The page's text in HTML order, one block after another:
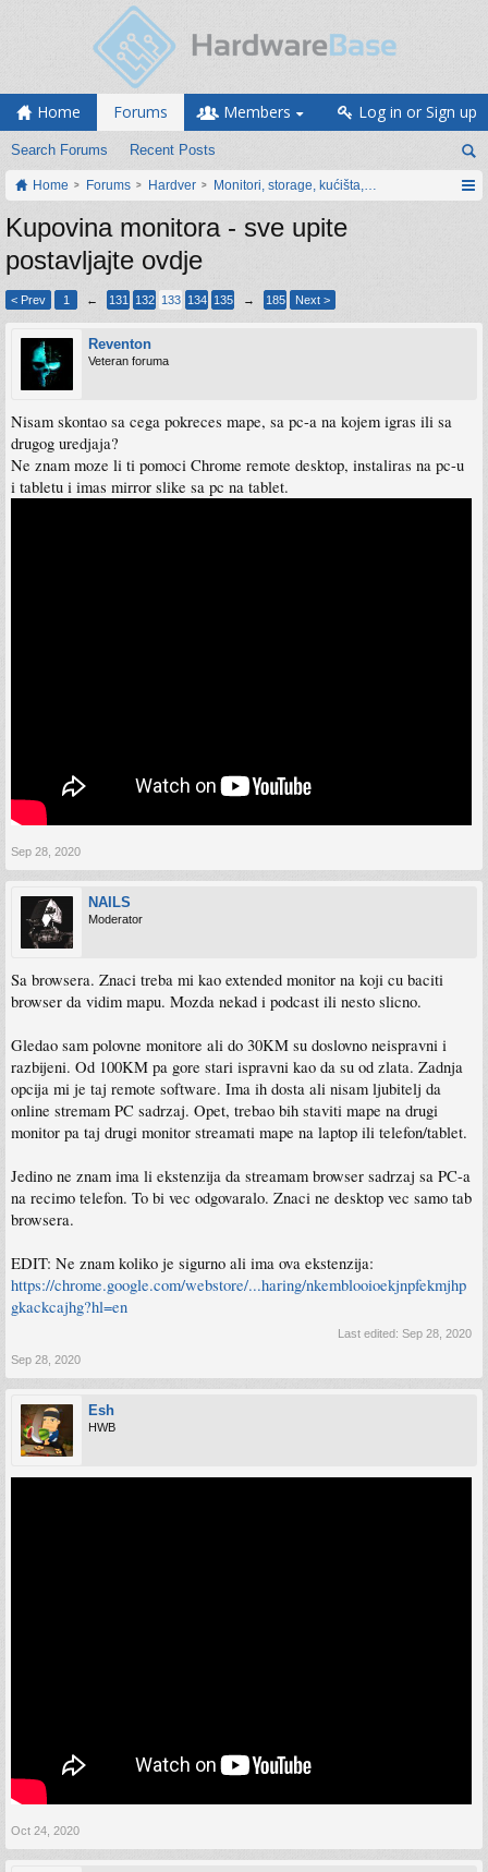
Home Forums
Search Forums Recent Posts
Members Log in or Sign up
Home Forums Hardver Monitori, storage, kućišta, periferija
Kupovina monitora - sve upite
postavljajte ovdje
< Prev 1 ← 131 132 133 134 135 → 185 Next >
Reventon
Veteran foruma
Nisam skontao sa cega pokreces mape, sa pc-a na kojem igras ili sa
drugog uredjaja?
Ne znam moze li ti pomoci Chrome remote desktop, instaliras na pc-u
i tabletu i imas mirror slike sa pc na tablet.
Sep 28, 2020
NAILS
Moderator
Sa browsera. Znaci treba mi kao extended monitor na koji cu baciti
browser da vidim mapu. Mozda nekad i podcast ili nesto slicno.
Gledao sam polovne monitore ali do 30KM su doslovno neispravni i
razbijeni. Od 100KM pa gore stari ispravni kao da su od zlata. Zadnja
opcija mi je taj remote software. Ima ih dosta ali nisam ljubitelj da
online stremam PC sadrzaj. Opet, trebao bih staviti mape na drugi
monitor pa taj drugi monitor streamati mape na laptop ili telefon/tablet.
Jedino ne znam ima li ekstenzija da streamam browser sadrzaj sa PC-a
na recimo telefon. To bi vec odgovaralo. Znaci ne desktop vec samo tab
browsera.
EDIT: Ne znam koliko je sigurno ali ima ova ekstenzija:
https://chrome.google.com/webstore/...haring/nkemblooioekjnpfekmjhp
gkackcajhg?hl=en
Last edited: Sep 28, 2020
Sep 28, 2020
Esh
HWB
Oct 24, 2020